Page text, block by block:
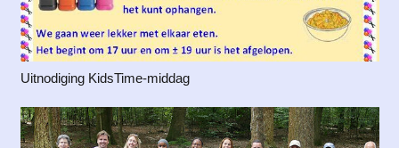
Uitnodiging KidsTime-middag